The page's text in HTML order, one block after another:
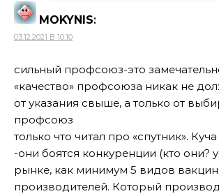
MOKYNIS:
03.12.2021 В 10:10
сильный профсоюз-это
«качество» профсоюза никак не
от указания свыше, а только от
профсоюз
только что читал про «спутник».
-они боятся конкуренции (кто они?
рынке, как минимум 5 видов вакцин
производителей. Который